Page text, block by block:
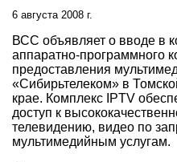
6 августа 2008 г.
ВСС объявляет о вводе в
аппаратно-программного
предоставления
«Сибирьтелеком» в
крае. Комплекс IPTV
доступ к
телевидению, видео по
мультимедийным услугам.